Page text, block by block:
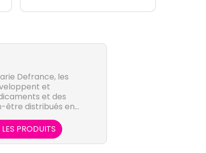
Defrance, les
et
et des
être distribués en
pour son
la gynécologie et
PRODUITS